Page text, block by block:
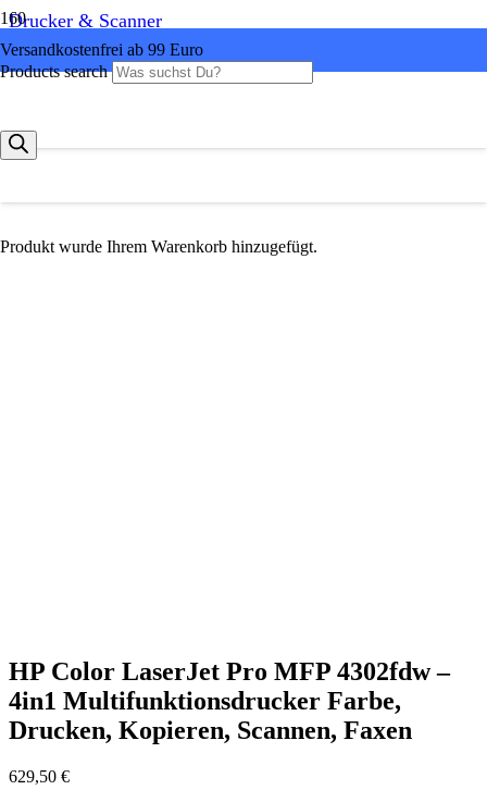
Versandkostenfrei ab 99 Euro
Products search
Produkt wurde Ihrem Warenkorb hinzugefügt.
Drucker & Scanner
HP Color LaserJet Pro MFP 4302fdw –
4in1 Multifunktionsdrucker Farbe,
Drucken, Kopieren, Scannen, Faxen
629,50 €